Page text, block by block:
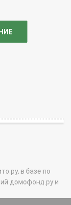
в базе по
домофонд.ру и